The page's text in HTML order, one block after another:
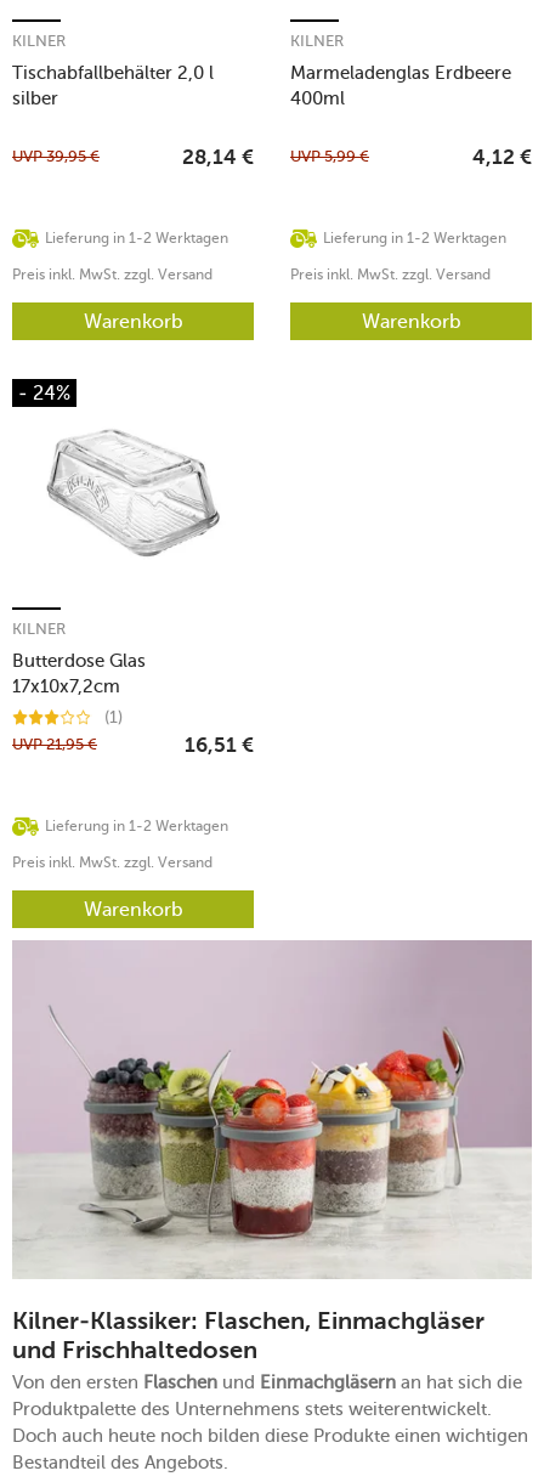
Tischabfallbehälter 2,0 l
silber
KILNER
Lieferung in 1-2 Werktagen
UVP39,95 € 28,14 €
Preis inkl. MwSt. zzgl. Versand
Warenkorb
Marmeladenglas Erdbeere
400ml
KILNER
Lieferung in 1-2 Werktagen
UVP5,99 € 4,12 €
Preis inkl. MwSt. zzgl. Versand
Warenkorb
- 24%
Butterdose Glas
17x10x7,2cm
KILNER
(1)
Lieferung in 1-2 Werktagen
UVP21,95 € 16,51 €
Preis inkl. MwSt. zzgl. Versand
Warenkorb
Kilner-Klassiker: Flaschen, Einmachgläser
und Frischhaltedosen
Von den ersten Flaschen und Einmachgläsern an hat sich die
Produktpalette des Unternehmens stets weiterentwickelt.
Doch auch heute noch bilden diese Produkte einen wichtigen
Bestandteil des Angebots.